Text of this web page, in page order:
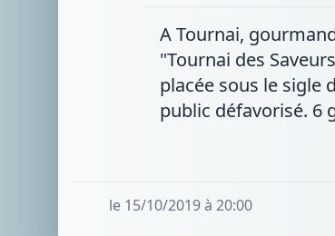
A Tournai,
"Tournai des
placée sous le sigle
public défavorisé. 6
le 15/10/2019 à 20:00